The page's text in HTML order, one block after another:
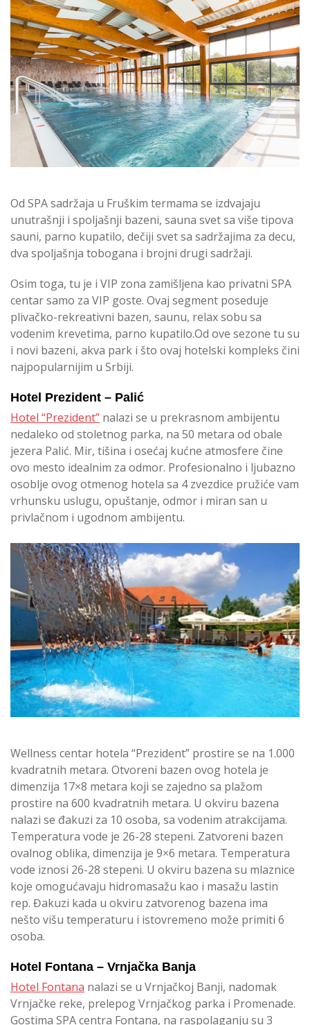
Od SPA sadržaja u Fruškim termama se izdvajaju
unutrašnji i spoljašnji bazeni, sauna svet sa više tipova
sauni, parno kupatilo, dečiji svet sa sadržajima za decu,
dva spoljašnja tobogana i brojni drugi sadržaji.
Osim toga, tu je i VIP zona zamišljena kao privatni SPA
centar samo za VIP goste. Ovaj segment poseduje
plivačko-rekreativni bazen, saunu, relax sobu sa
vodenim krevetima, parno kupatilo.Od ove sezone tu su
i novi bazeni, akva park i što ovaj hotelski kompleks čini
najpopularnijim u Srbiji.
Hotel Prezident – Palić
Hotel “Prezident” nalazi se u prekrasnom ambijentu
nedaleko od stoletnog parka, na 50 metara od obale
jezera Palić. Mir, tišina i osećaj kućne atmosfere čine
ovo mesto idealnim za odmor. Profesionalno i ljubazno
osoblje ovog otmenog hotela sa 4 zvezdice pružiće vam
vrhunsku uslugu, opuštanje, odmor i miran san u
privlačnom i ugodnom ambijentu.
Wellness centar hotela “Prezident” prostire se na 1.000
kvadratnih metara. Otvoreni bazen ovog hotela je
dimenzija 17×8 metara koji se zajedno sa plažom
prostire na 600 kvadratnih metara. U okviru bazena
nalazi se đakuzi za 10 osoba, sa vodenim atrakcijama.
Temperatura vode je 26-28 stepeni. Zatvoreni bazen
ovalnog oblika, dimenzija je 9×6 metara. Temperatura
vode iznosi 26-28 stepeni. U okviru bazena su mlaznice
koje omogućavaju hidromasažu kao i masažu lastin
rep. Đakuzi kada u okviru zatvorenog bazena ima
nešto višu temperaturu i istovremeno može primiti 6
osoba.
Hotel Fontana – Vrnjačka Banja
Hotel Fontana nalazi se u Vrnjačkoj Banji, nadomak
Vrnjačke reke, prelepog Vrnjačkog parka i Promenade.
Gostima SPA centra Fontana, na raspolaganju su 3